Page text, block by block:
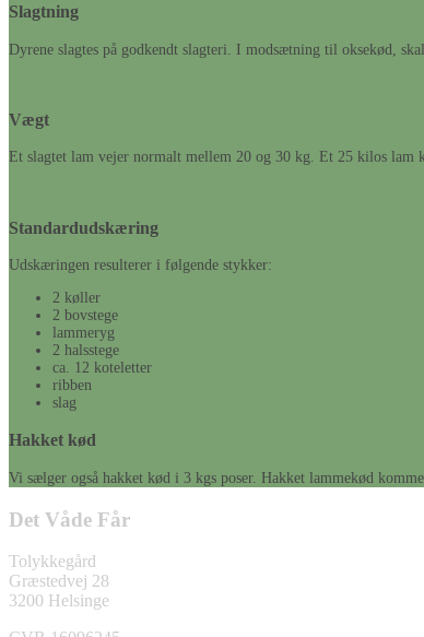
Slagtning
Dyrene slagtes på godkendt slagteri. I modsætning til oksekød,
Vægt
Et slagtet lam vejer normalt mellem 20 og 30 kg. Et 25 kilos lam
Standardudskæring
Udskæringen resulterer i følgende stykker:
2 køller
2 bovstege
lammeryg
2 halsstege
ca. 12 koteletter
ribben
slag
Hakket kød
Vi sælger også hakket kød i 3 kgs poser. Hakket lammekød
Det Våde Får
Tolykkegård
Græstedvej 28
3200 Helsinge